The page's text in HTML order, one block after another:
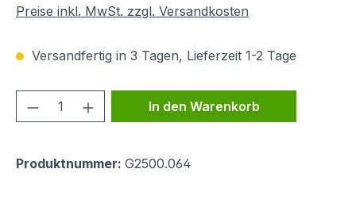
Preise inkl. MwSt. zzgl. Versandkosten
Versandfertig in 3 Tagen, Lieferzeit 1-2 Tage
Produkt Anzahl: Gib den
In den Warenkorb
Produktnummer: G2500.064